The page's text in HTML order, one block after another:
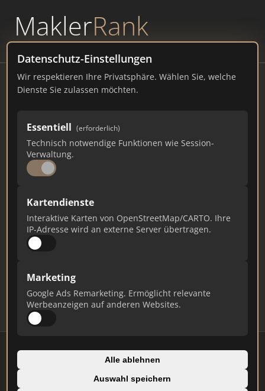
MaklerRank
powered byWAVEPOINT
Datenschutz-Einstellungen
Wir respektieren Ihre Privatsphäre. Wählen Sie, welche
Dienste Sie zulassen möchten.
Essentiell (erforderlich)
Technisch notwendige Funktionen wie Session-
Verwaltung.
Kartendienste
Interaktive Karten von OpenStreetMap/CARTO. Ihre
IP-Adresse wird an externe Server übertragen.
Marketing
Google Ads Remarketing. Ermöglicht relevante
Werbeanzeigen auf anderen Websites.
Alle ablehnen
Auswahl speichern
Gök & Söhne Real Estate Agent
goek-immobilien.de
33
Ist das Ihr Unternehmen?
Verifizieren Sie Ihr Profil, bearbeiten Sie Ihre
Updates.
Profil beanspruchen